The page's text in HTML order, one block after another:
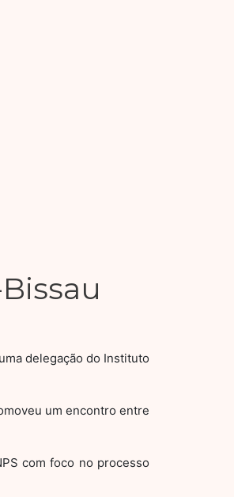
delegação do Instituto
um encontro entre
com foco no processo